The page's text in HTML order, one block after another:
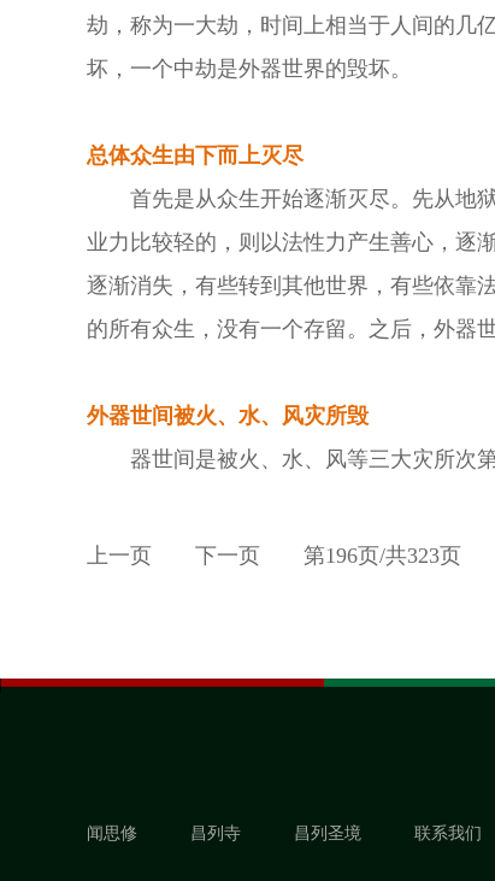
劫，称为一大劫，时间上相当于人间的几
坏，一个中劫是外器世界的毁坏。
总体众生由下而上灭尽
首先是从众生开始逐渐灭尽。先从地
业力比较轻的，则以法性力产生善心，逐
逐渐消失，有些转到其他世界，有些依靠
的所有众生，没有一个存留。之后，外器
外器世间被火、水、风灾所毁
器世间是被火、水、风等三大灾所次
上一页 下一页 第196页/共323页
闻思修 昌列寺 昌列圣境 联系我们